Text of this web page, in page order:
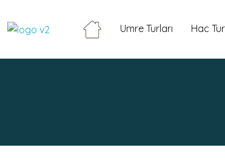
Umre Turları Hac